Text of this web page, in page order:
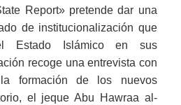
Report» pretende dar una
de institucionalización que
Estado Islámico en sus
recoge una entrevista con
formación de los nuevos
el jeque Abu Hawraa al-